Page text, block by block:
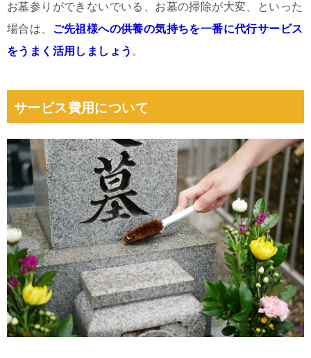
お墓参りができないでいる、お墓の掃除が大変、といった
場合は、 ご先祖様への供養の気持ちを一番に代行サービス
をうまく活用しましょう 。
サービス費用について